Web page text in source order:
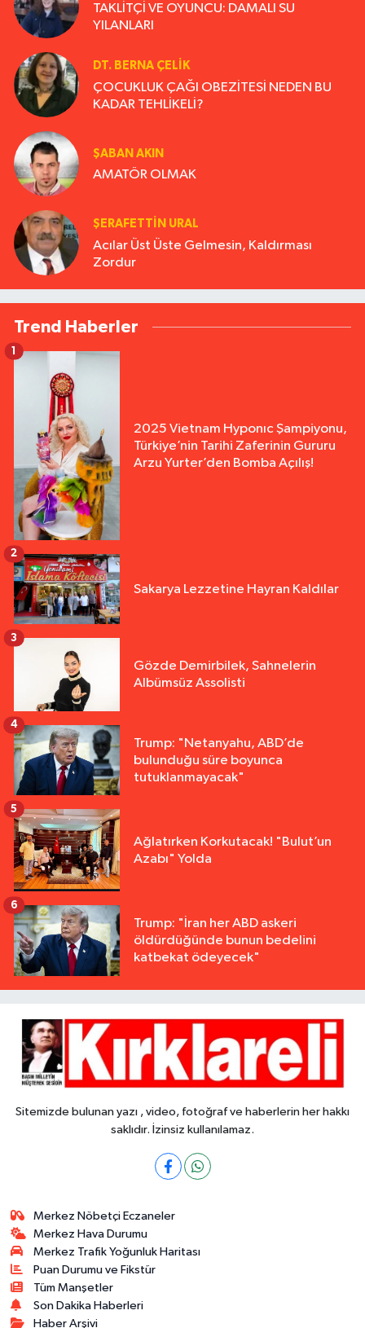
TAKLİTÇİ VE OYUNCU: DAMALI SU
YILANLARI
DT. BERNA ÇELIK
ÇOCUKLUK ÇAĞI OBEZİTESİ NEDEN BU
KADAR TEHLİKELİ?
ŞABAN AKIN
AMATÖR OLMAK
ŞERAFETTIN URAL
Acılar Üst Üste Gelmesin, Kaldırması
Zordur
Trend Haberler
2025 Vietnam Hyponıc Şampiyonu,
Türkiye’nin Tarihi Zaferinin Gururu
Arzu Yurter’den Bomba Açılış!
1
Sakarya Lezzetine Hayran Kaldılar
2
Gözde Demirbilek, Sahnelerin
Albümsüz Assolisti
3
Trump: "Netanyahu, ABD’de
bulunduğu süre boyunca
tutuklanmayacak"
4
Ağlatırken Korkutacak! "Bulut’un
Azabı" Yolda
5
Trump: "İran her ABD askeri
öldürdüğünde bunun bedelini
katbekat ödeyecek"
6
Sitemizde bulunan yazı , video, fotoğraf ve haberlerin her hakkı
saklıdır. İzinsiz kullanılamaz.
Merkez Nöbetçi Eczaneler
Merkez Hava Durumu
Merkez Trafik Yoğunluk Haritası
Puan Durumu ve Fikstür
Tüm Manşetler
Son Dakika Haberleri
Haber Arşivi